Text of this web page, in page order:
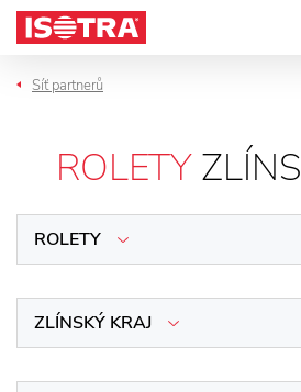
Přeskočit na obsah
Síť partnerů
ROLETY
ROLETY
ZLÍNSKÝ KRAJ